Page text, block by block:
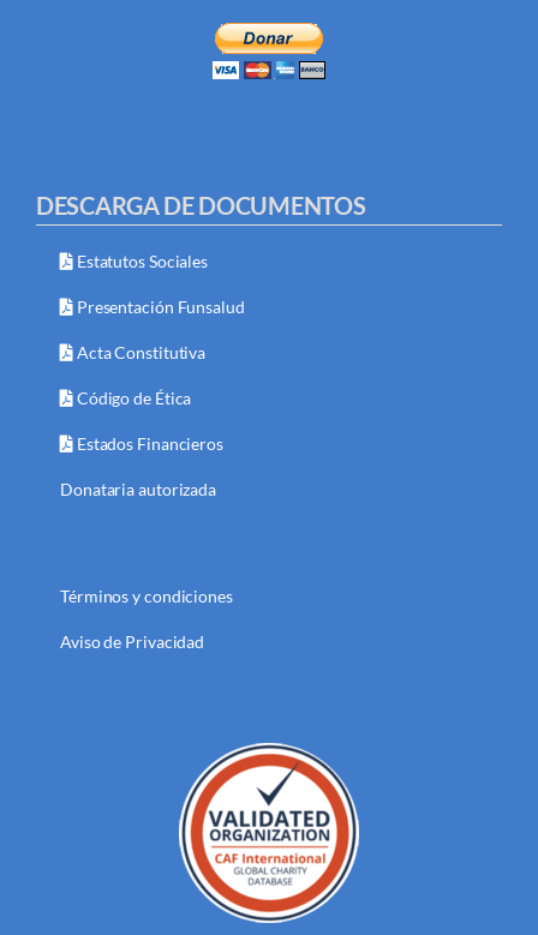
DESCARGA DE DOCUMENTOS
Estatutos Sociales
Presentación Funsalud
Acta Constitutiva
Código de Ética
Estados Financieros
Donataria autorizada
Términos y condiciones
Aviso de Privacidad